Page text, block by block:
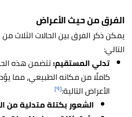
الفرق من حيث الأعراض
يمكن ذكر الفرق بين الحالات الثلاث
التالي:
تدلي المستقيم:تتضمن هذه
كاملًا من مكانه الطبيعي، مما
الأعراض التالية:[٩]
الشعور بكتلة متدلية من